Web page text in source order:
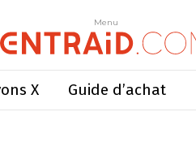
Menu
X Guide d’achat
Menu
d’alimentation